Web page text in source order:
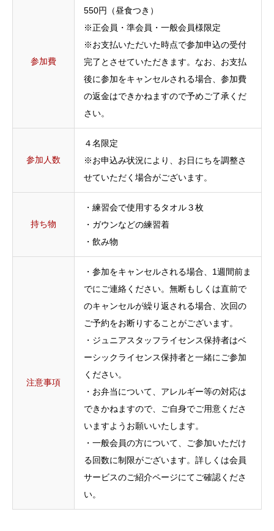
参加費
550円（昼食つき）
※正会員・準会員・一般会員様限定
※お支払いただいた時点で参加申込の受付
完了とさせていただきます。なお、お支払
後に参加をキャンセルされる場合、参加費
の返金はできかねますので予めご了承くだ
さい。
参加人数
４名限定
※お申込み状況により、お日にちを調整さ
せていただく場合がございます。
持ち物
・練習会で使用するタオル３枚
・ガウンなどの練習着
・飲み物
注意事項
・参加をキャンセルされる場合、1週間前ま
でにご連絡ください。無断もしくは直前で
のキャンセルが繰り返される場合、次回の
ご予約をお断りすることがございます。
・ジュニアスタッフライセンス保持者はベ
ーシックライセンス保持者と一緒にご参加
ください。
・お弁当について、アレルギー等の対応は
できかねますので、ご自身でご用意くださ
いますようお願いいたします。
・一般会員の方について、ご参加いただけ
る回数に制限がございます。詳しくは会員
サービスのご紹介ページにてご確認くださ
い。